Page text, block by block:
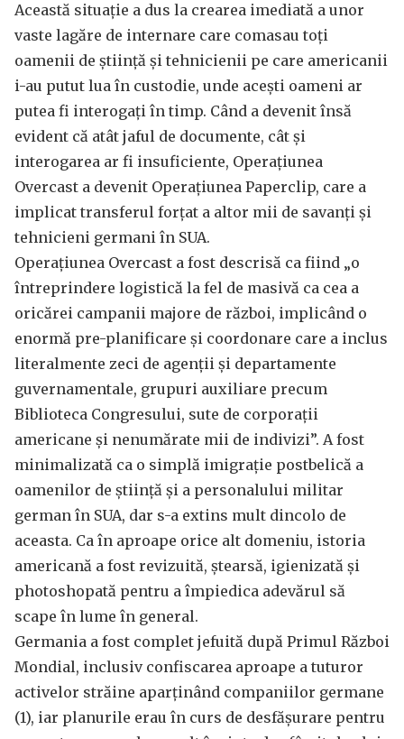
Această situație a dus la crearea imediată a unor
vaste lagăre de internare care comasau toți
oamenii de știință și tehnicienii pe care americanii
i-au putut lua în custodie, unde acești oameni ar
putea fi interogați în timp. Când a devenit însă
evident că atât jaful de documente, cât și
interogarea ar fi insuficiente, Operațiunea
Overcast a devenit Operațiunea Paperclip, care a
implicat transferul forțat a altor mii de savanți și
tehnicieni germani în SUA.
Operațiunea Overcast a fost descrisă ca fiind „o
întreprindere logistică la fel de masivă ca cea a
oricărei campanii majore de război, implicând o
enormă pre-planificare și coordonare care a inclus
literalmente zeci de agenții și departamente
guvernamentale, grupuri auxiliare precum
Biblioteca Congresului, sute de corporații
americane și nenumărate mii de indivizi”. A fost
minimalizată ca o simplă imigrație postbelică a
oamenilor de știință și a personalului militar
german în SUA, dar s-a extins mult dincolo de
aceasta. Ca în aproape orice alt domeniu, istoria
americană a fost revizuită, ștearsă, igienizată și
photoshopată pentru a împiedica adevărul să
scape în lume în general.
Germania a fost complet jefuită după Primul Război
Mondial, inclusiv confiscarea aproape a tuturor
activelor străine aparținând companiilor germane
(1), iar planurile erau în curs de desfășurare pentru